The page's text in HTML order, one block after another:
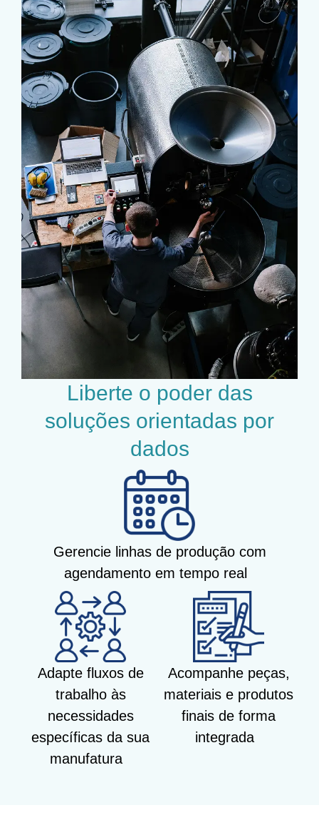
Liberte o poder das
soluções orientadas por
dados
Gerencie linhas de produção com
agendamento em tempo real
Adapte fluxos de
trabalho às
necessidades
específicas da sua
manufatura
Acompanhe peças,
materiais e produtos
finais de forma
integrada